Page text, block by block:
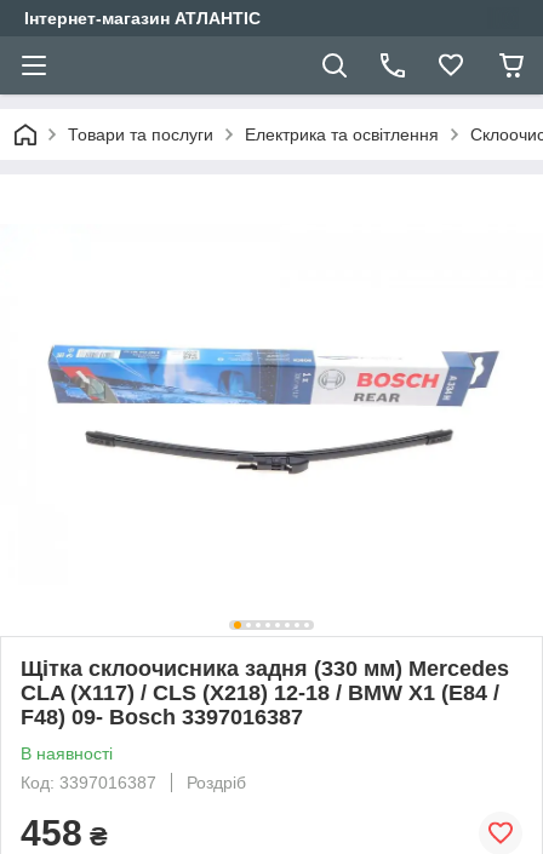
Інтернет-магазин АТЛАНТІС
Товари та послуги Електрика та освітлення
Щітка склоочисника задня (330 мм) Mercedes
CLA (X117) / CLS (X218) 12-18 / BMW X1 (E84 /
F48) 09- Bosch 3397016387
В наявності
Код: 3397016387
Роздріб
458 ₴